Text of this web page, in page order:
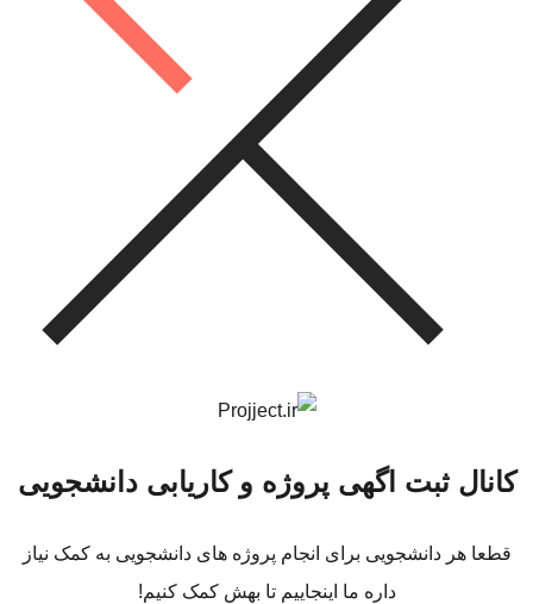
کانال ثبت اگهی پروژه و کاریابی دانشجویی
قطعا هر دانشجویی برای انجام پروژه های دانشجویی به کمک نیاز
داره ما اینجاییم تا بهش کمک کنیم!